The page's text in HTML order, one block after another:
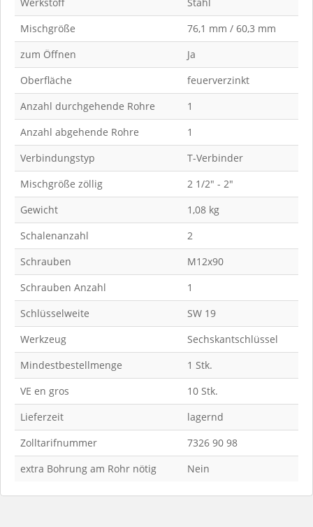
Mischgröße
76,1 mm / 60,3 mm
zum Öffnen
Ja
Oberfläche
feuerverzinkt
Anzahl durchgehende Rohre
1
Anzahl abgehende Rohre
1
Verbindungstyp
T-Verbinder
Mischgröße zöllig
2 1/2" - 2"
Gewicht
1,08 kg
Schalenanzahl
2
Schrauben
M12x90
Schrauben Anzahl
1
Schlüsselweite
SW 19
Werkzeug
Sechskantschlüssel
Mindestbestellmenge
1 Stk.
VE en gros
10 Stk.
Lieferzeit
lagernd
Zolltarifnummer
7326 90 98
extra Bohrung am Rohr nötig
Nein